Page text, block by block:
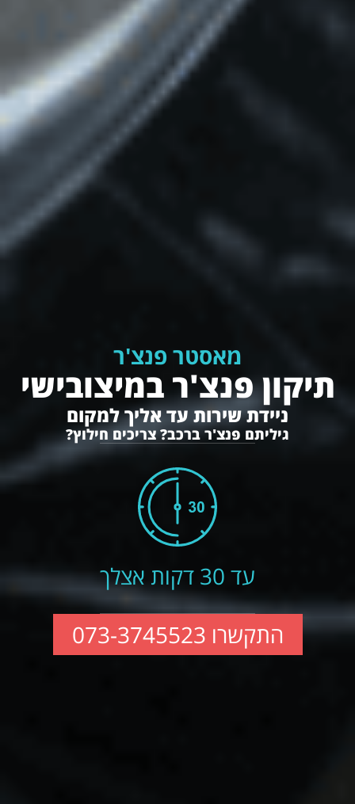
מאסטר פנצ'ר
תיקון פנצ'ר במיצובישי
ניידת שירות עד אליך למקום
גיליתם פנצ'ר ברכב? צריכים חילוץ?
עד 30 דקות אצלך
התקשרו 073-3745523